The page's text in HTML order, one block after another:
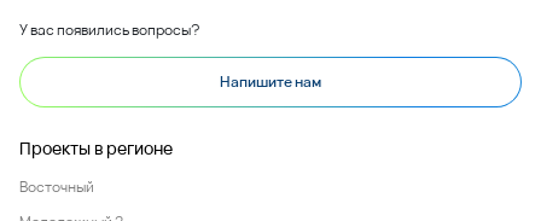
У вас появились вопросы?
Напишите нам
Проекты в регионе
Восточный